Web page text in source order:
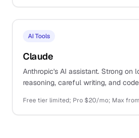
AI Tools
Claude
Anthropic's AI assistant. Strong on
reasoning, careful writing, and